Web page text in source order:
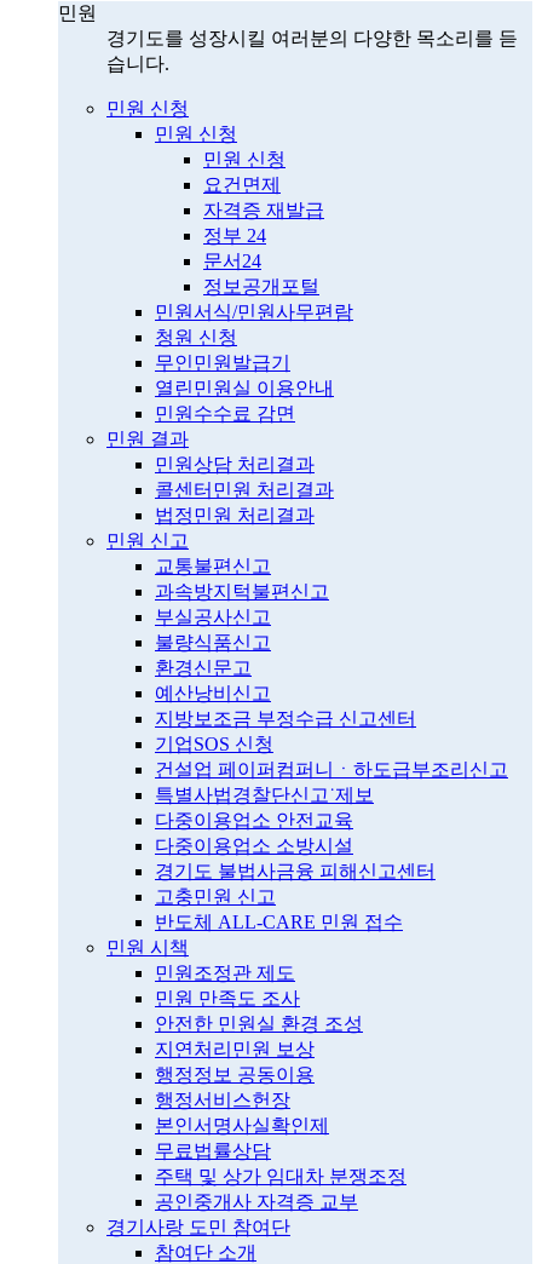
민원
경기도를 성장시킬 여러분의 다양한 목소리를 듣
습니다.
민원 신청
민원 신청
민원 신청
요건면제
자격증 재발급
정부 24
문서24
정보공개포털
민원서식/민원사무편람
청원 신청
무인민원발급기
열린민원실 이용안내
민원수수료 감면
민원 결과
민원상담 처리결과
콜센터민원 처리결과
법정민원 처리결과
민원 신고
교통불편신고
과속방지턱불편신고
부실공사신고
불량식품신고
환경신문고
예산낭비신고
지방보조금 부정수급 신고센터
기업SOS 신청
건설업 페이퍼컴퍼니ㆍ하도급부조리신고
특별사법경찰단신고˙제보
다중이용업소 안전교육
다중이용업소 소방시설
경기도 불법사금융 피해신고센터
고충민원 신고
반도체 ALL-CARE 민원 접수
민원 시책
민원조정관 제도
민원 만족도 조사
안전한 민원실 환경 조성
지연처리민원 보상
행정정보 공동이용
행정서비스헌장
본인서명사실확인제
무료법률상담
주택 및 상가 임대차 분쟁조정
공인중개사 자격증 교부
경기사랑 도민 참여단
참여단 소개